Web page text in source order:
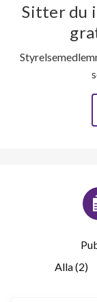
Sitter du
Alla (2)